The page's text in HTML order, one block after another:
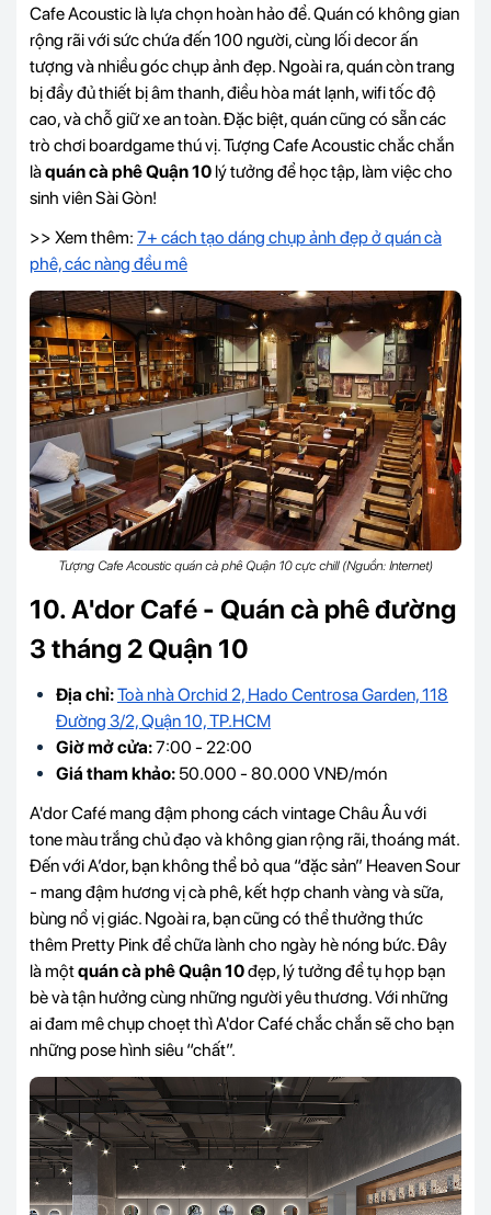
Cafe Acoustic là lựa chọn hoàn hảo để. Quán có không gian
rộng rãi với sức chứa đến 100 người, cùng lối decor ấn
tượng và nhiều góc chụp ảnh đẹp. Ngoài ra, quán còn trang
bị đầy đủ thiết bị âm thanh, điều hòa mát lạnh, wifi tốc độ
cao, và chỗ giữ xe an toàn. Đặc biệt, quán cũng có sẵn các
trò chơi boardgame thú vị. Tượng Cafe Acoustic chắc chắn
làquán cà phê Quận 10 lý tưởng để học tập, làm việc cho
sinh viên Sài Gòn!
>> Xem thêm: 7+ cách tạo dáng chụp ảnh đẹp ở quán cà
phê, các nàng đều mê
Tượng Cafe Acoustic quán cà phê Quận 10 cực chill (Nguồn: Internet)
10. A'dor Café - Quán cà phê đường
3 tháng 2 Quận 10
Địa chỉ:Toà nhà Orchid 2, Hado Centrosa Garden, 118
Đường 3/2, Quận 10, TP.HCM
Giờ mở cửa:7:00 - 22:00
Giá tham khảo: 50.000 - 80.000 VNĐ/món
A'dor Café mang đậm phong cách vintage Châu Âu với
tone màu trắng chủ đạo và không gian rộng rãi, thoáng mát.
Đến với A’dor, bạn không thể bỏ qua “đặc sản” Heaven Sour
- mang đậm hương vị cà phê, kết hợp chanh vàng và sữa,
bùng nổ vị giác. Ngoài ra, bạn cũng có thể thưởng thức
thêm Pretty Pink để chữa lành cho ngày hè nóng bức. Đây
là mộtquán cà phê Quận 10đẹp, lý tưởng để tụ họp bạn
bè và tận hưởng cùng những người yêu thương. Với những
ai đam mê chụp choẹt thì A'dor Café chắc chắn sẽ cho bạn
những pose hình siêu “chất”.